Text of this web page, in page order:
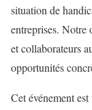
situation de
entreprises. Notre
et collaborateurs
opportunités
Cet événement